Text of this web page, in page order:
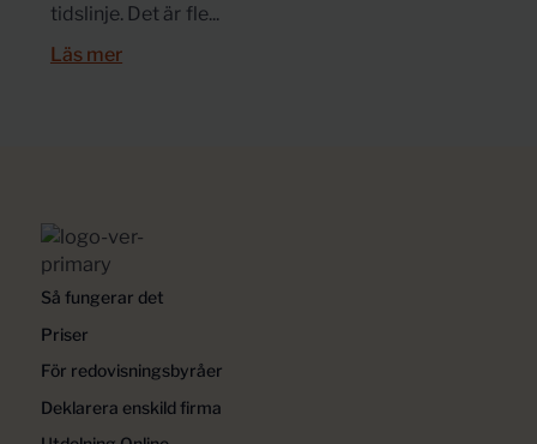
tidslinje. Det är fle...
Läs mer
Så fungerar det
Priser
För redovisningsbyråer
Deklarera enskild firma